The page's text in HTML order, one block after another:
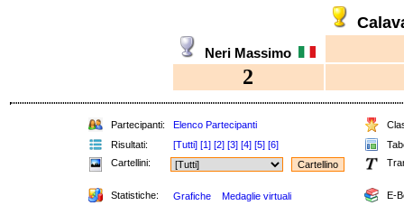
Neri Massimo
2
Partecipanti: Elenco Partecipanti
Risultati:
[Tutti] [1] [2] [3] [4] [5] [6]
Cartellini:
Statistiche: Grafiche Medaglie virtuali E-